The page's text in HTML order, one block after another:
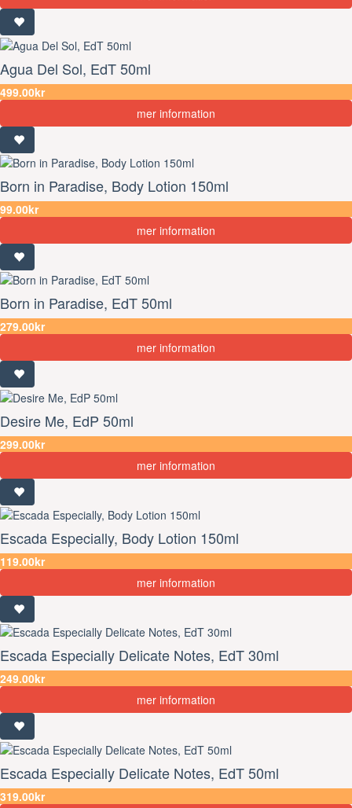
Agua Del Sol, EdT 50ml
499.00kr
mer information
Born in Paradise, Body Lotion 150ml
99.00kr
mer information
Born in Paradise, EdT 50ml
279.00kr
mer information
Desire Me, EdP 50ml
299.00kr
mer information
Escada Especially, Body Lotion 150ml
119.00kr
mer information
Escada Especially Delicate Notes, EdT 30ml
249.00kr
mer information
Escada Especially Delicate Notes, EdT 50ml
319.00kr